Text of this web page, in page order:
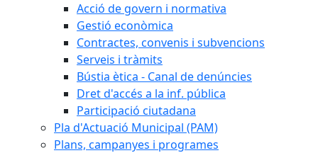
Acció de govern i normativa
Gestió econòmica
Contractes, convenis i subvencions
Serveis i tràmits
Bústia ètica - Canal de denúncies
Dret d'accés a la inf. pública
Participació ciutadana
Pla d'Actuació Municipal (PAM)
Plans, campanyes i programes